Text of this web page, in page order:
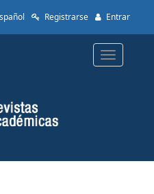
Registrarse Entrar
Toggle